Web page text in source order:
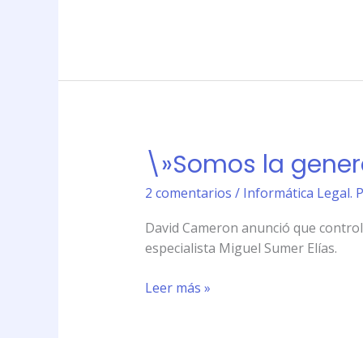
\»Somos la
2 comentarios / Informática Legal.
David Cameron anunció que
especialista Miguel Sumer Elías.
\»Somos
generación
que
regular
laLeer más »